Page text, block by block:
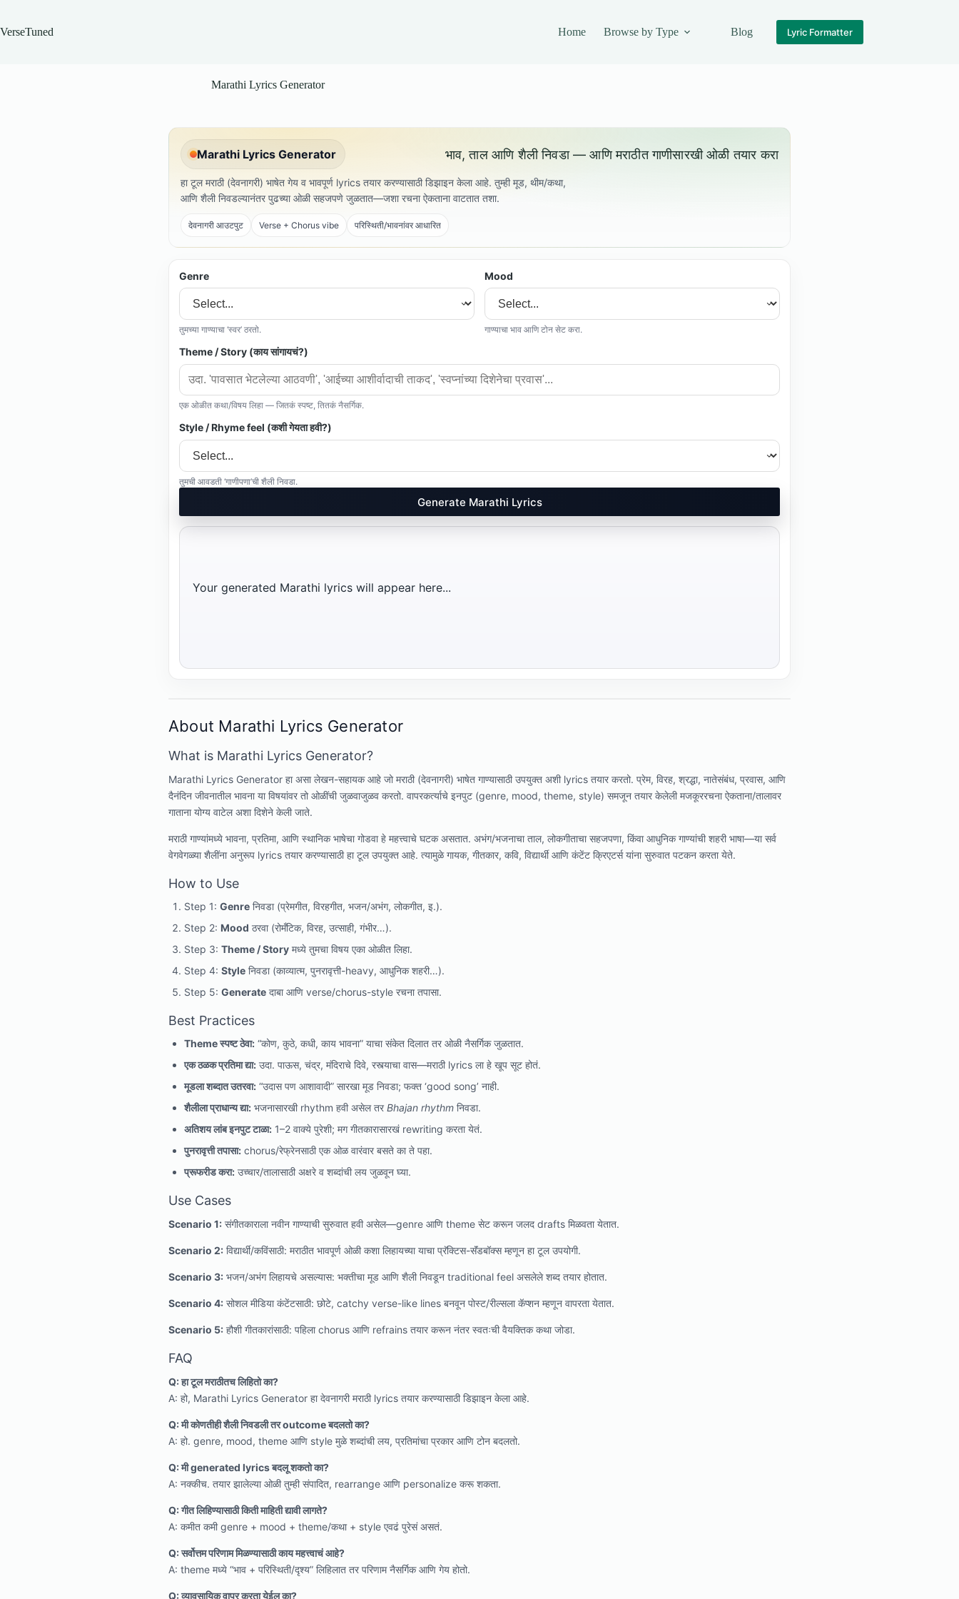
content
VerseTuned Home Browse by Type Blog Lyric Formatter
Marathi Lyrics Generator
Marathi Lyrics Generator भाव, ताल आणि शैली निवडा — आणि मराठीत गाणीसारखी ओळी तयार करा
हा टूल मराठी (देवनागरी) भाषेत गेय व भावपूर्ण lyrics तयार करण्यासाठी डिझाइन केला आहे. तुम्ही मूड, थीम/कथा,
आणि शैली निवडल्यानंतर पुढच्या ओळी सहजपणे जुळतात—जशा रचना ऐकताना वाटतात तशा.
देवनागरी आउटपुट Verse + Chorus vibe परिस्थिती/भावनांवर आधारित
Genre
तुमच्या गाण्याचा ‘स्वर’ ठरतो.
Mood
गाण्याचा भाव आणि टोन सेट करा.
Theme / Story (काय सांगायचं?)
एक ओळीत कथा/विषय लिहा — जितकं स्पष्ट, तितकं नैसर्गिक.
Style / Rhyme feel (कशी गेयता हवी?)
तुमची आवडती ‘गाणीपणा’ची शैली निवडा.
Generate Marathi Lyrics
Your generated Marathi lyrics will appear here...
About Marathi Lyrics Generator
What is Marathi Lyrics Generator?
Marathi Lyrics Generator हा असा लेखन-सहायक आहे जो मराठी (देवनागरी) भाषेत गाण्यासाठी उपयुक्त अशी lyrics तयार करतो. प्रेम, विरह, श्रद्धा, नातेसंबंध, प्रवास, आणि
दैनंदिन जीवनातील भावना या विषयांवर तो ओळींची जुळवाजुळव करतो. वापरकर्त्याचे इनपुट (genre, mood, theme, style) समजून तयार केलेली मजकूररचना ऐकताना/तालावर
गाताना योग्य वाटेल अशा दिशेने केली जाते.
मराठी गाण्यांमध्ये भावना, प्रतिमा, आणि स्थानिक भाषेचा गोडवा हे महत्त्वाचे घटक असतात. अभंग/भजनाचा ताल, लोकगीताचा सहजपणा, किंवा आधुनिक गाण्यांची शहरी भाषा—या सर्व
वेगवेगळ्या शैलींना अनुरूप lyrics तयार करण्यासाठी हा टूल उपयुक्त आहे. त्यामुळे गायक, गीतकार, कवि, विद्यार्थी आणि कंटेंट क्रिएटर्स यांना सुरुवात पटकन करता येते.
How to Use
Step 1: Genre निवडा (प्रेमगीत, विरहगीत, भजन/अभंग, लोकगीत, इ.).
Step 2: Mood ठरवा (रोमँटिक, विरह, उत्साही, गंभीर…).
Step 3: Theme / Story मध्ये तुमचा विषय एका ओळीत लिहा.
Step 4: Style निवडा (काव्यात्म, पुनरावृत्ती-heavy, आधुनिक शहरी…).
Step 5: Generate दाबा आणि verse/chorus-style रचना तपासा.
Best Practices
Theme स्पष्ट ठेवा: “कोण, कुठे, कधी, काय भावना” याचा संकेत दिलात तर ओळी नैसर्गिक जुळतात.
एक ठळक प्रतिमा द्या: उदा. पाऊस, चंद्र, मंदिराचे दिवे, रस्त्याचा वास—मराठी lyrics ला हे खूप सूट होतं.
मूडला शब्दात उतरवा: “उदास पण आशावादी” सारखा मूड निवडा; फक्त ‘good song’ नाही.
शैलीला प्राधान्य द्या: भजनासारखी rhythm हवी असेल तरBhajan rhythm निवडा.
अतिशय लांब इनपुट टाळा: 1–2 वाक्ये पुरेशी; मग गीतकारासारखं rewriting करता येतं.
पुनरावृत्ती तपासा: chorus/रेफ्रेनसाठी एक ओळ वारंवार बसते का ते पहा.
प्रूफरीड करा: उच्चार/तालासाठी अक्षरे व शब्दांची लय जुळवून घ्या.
Use Cases
Scenario 1: संगीतकाराला नवीन गाण्याची सुरुवात हवी असेल—genre आणि theme सेट करून जलद drafts मिळवता येतात.
Scenario 2: विद्यार्थी/कविंसाठी: मराठीत भावपूर्ण ओळी कशा लिहायच्या याचा प्रॅक्टिस-सॅंडबॉक्स म्हणून हा टूल उपयोगी.
Scenario 3: भजन/अभंग लिहायचे असल्यास: भक्तीचा मूड आणि शैली निवडून traditional feel असलेले शब्द तयार होतात.
Scenario 4: सोशल मीडिया कंटेंटसाठी: छोटे, catchy verse-like lines बनवून पोस्ट/रील्सला कॅप्शन म्हणून वापरता येतात.
Scenario 5: हौशी गीतकारांसाठी: पहिला chorus आणि refrains तयार करून नंतर स्वतःची वैयक्तिक कथा जोडा.
FAQ
Q: हा टूल मराठीतच लिहितो का?
A: हो, Marathi Lyrics Generator हा देवनागरी मराठी lyrics तयार करण्यासाठी डिझाइन केला आहे.
Q: मी कोणतीही शैली निवडली तर outcome बदलतो का?
A: हो. genre, mood, theme आणि style मुळे शब्दांची लय, प्रतिमांचा प्रकार आणि टोन बदलतो.
Q: मी generated lyrics बदलू शकतो का?
A: नक्कीच. तयार झालेल्या ओळी तुम्ही संपादित, rearrange आणि personalize करू शकता.
Q: गीत लिहिण्यासाठी किती माहिती द्यावी लागते?
A: कमीत कमी genre + mood + theme/कथा + style एवढं पुरेसं असतं.
Q: सर्वोत्तम परिणाम मिळण्यासाठी काय महत्त्वाचं आहे?
A: theme मध्ये “भाव + परिस्थिती/दृश्य” लिहिलात तर परिणाम नैसर्गिक आणि गेय होतो.
Q: व्यावसायिक वापर करता येईल का?